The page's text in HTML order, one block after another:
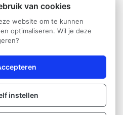
Huisartsenpraktijk
door Ontzorg.site
van cookies
website om te kunnen
optimaliseren. Wil je deze
website niet naar
instellen